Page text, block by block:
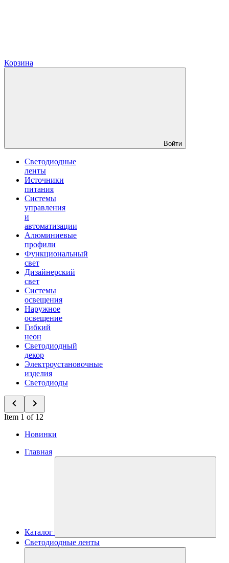
Корзина
Войти
Светодиодные
ленты
Источники
питания
Системы
управления
и
автоматизации
Алюминиевые
профили
Функциональный
свет
Дизайнерский
свет
Системы
освещения
Наружное
освещение
Гибкий
неон
Светодиодный
декор
Электроустановочные
изделия
Светодиоды
Item 1 of 12
Новинки
Главная
Каталог
Светодиодные ленты